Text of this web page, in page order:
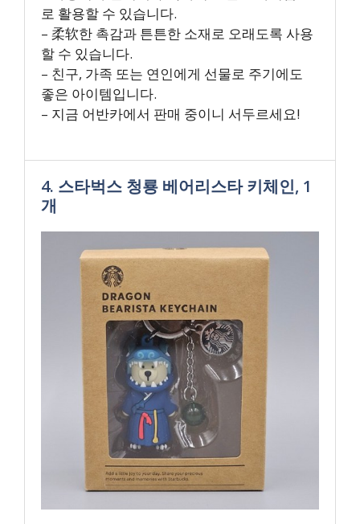
로 활용할 수 있습니다.
– 柔软한 촉감과 튼튼한 소재로 오래도록 사용
할 수 있습니다.
– 친구, 가족 또는 연인에게 선물로 주기에도
좋은 아이템입니다.
– 지금 어반카에서 판매 중이니 서두르세요!
4. 스타벅스 청룡 베어리스타 키체인, 1
개